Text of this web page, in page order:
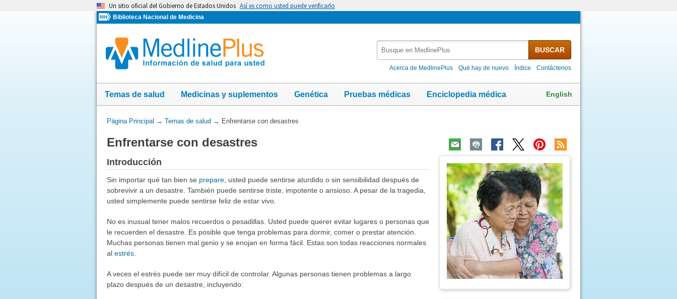
Un sitio oficial del Gobierno de Estados Unidos Así es como usted puede verificarlo
Biblioteca Nacional de Medicina
MedlinePlus
BUSCAR
Acerca de MedlinePlus Qué hay de nuevo Índice Contáctenos
Temas de salud Medicinas y suplementos Genética Pruebas médicas Enciclopedia médica English
Usted
aquí:
Página Principal → Temas de salud → Enfrentarse con desastres
Enfrentarse con desastres
Introducción
Sin importar qué tan bien se prepare, usted puede sentirse aturdido o sin sensibilidad después de
sobrevivir a un desastre. También puede sentirse triste, impotente o ansioso. A pesar de la tragedia,
usted simplemente puede sentirse feliz de estar vivo.
No es inusual tener malos recuerdos o pesadillas. Usted puede querer evitar lugares o personas que
le recuerden el desastre. Es posible que tenga problemas para dormir, comer o prestar atención.
Muchas personas tienen mal genio y se enojan en forma fácil. Estas son todas reacciones normales
al estrés.
A veces el estrés puede ser muy difícil de controlar. Algunas personas tienen problemas a largo
plazo después de un desastre, incluyendo:
Tema
Imagen